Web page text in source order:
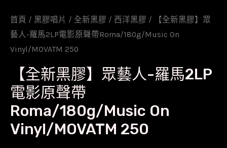
首頁 / 黑膠唱片 / 全新黑膠 / 西洋黑膠 / 【全新黑膠】眾
藝人-羅馬2LP電影原聲帶Roma/180g/Music On
Vinyl/MOVATM 250
【全新黑膠】眾藝人-羅馬2LP
電影原聲帶
Roma/180g/Music On
Vinyl/MOVATM 250